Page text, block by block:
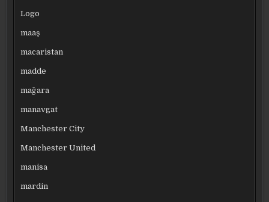
Logo
maaş
macaristan
madde
mağara
manavgat
Manchester City
Manchester United
manisa
mardin